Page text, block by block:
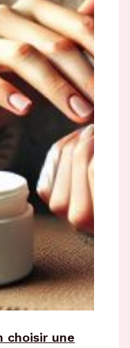
choisir une